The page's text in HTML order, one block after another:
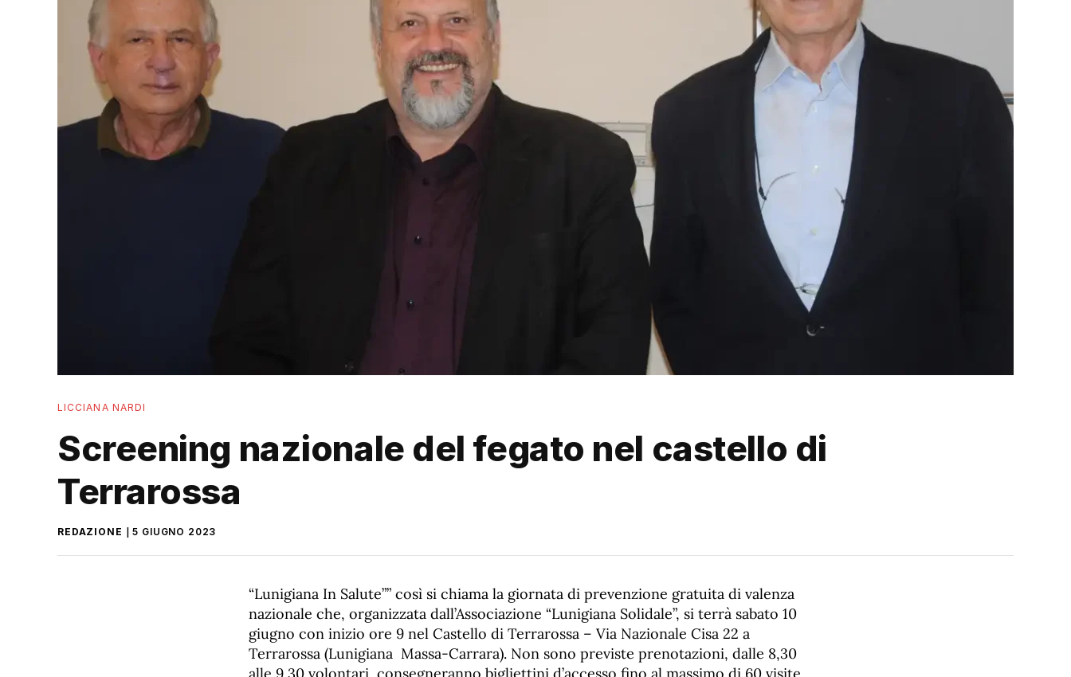
LICCIANA NARDI
Screening nazionale del fegato nel castello di
Terrarossa
REDAZIONE 5 GIUGNO 2023
“Lunigiana In Salute”” così si chiama la giornata di prevenzione gratuita di valenza
nazionale che, organizzata dall’Associazione “Lunigiana Solidale”, si terrà sabato 10
giugno con inizio ore 9 nel Castello di Terrarossa – Via Nazionale Cisa 22 a
Terrarossa (Lunigiana Massa-Carrara). Non sono previste prenotazioni, dalle 8,30